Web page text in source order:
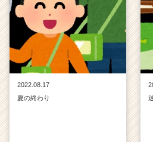
2022.08.17
夏の終わり